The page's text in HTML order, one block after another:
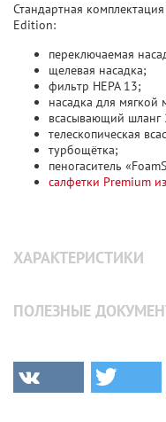
Стандартная
Edition:
переключаемая
щелевая насадка;
фильтр HEPA 13;
насадка для мягкой
всасывающий шланг
телескопическая
турбощётка;
пеногаситель
салфетки Premium
ХАРАКТЕРИСТИКИ
ПОЛЕЗНЫЕ